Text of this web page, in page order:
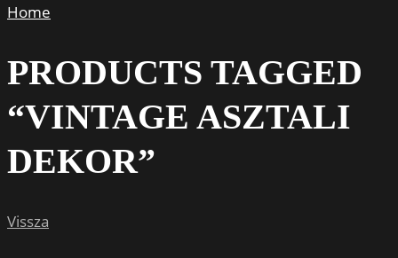
Home
PRODUCTS TAGGED
“VINTAGE ASZTALI
DEKOR”
Vissza